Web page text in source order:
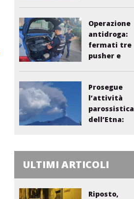
Operazione
antidroga:
fermati tre
pusher e
Prosegue
l’attività
parossistica
dell’Etna:
ULTIMI ARTICOLI
Riposto,